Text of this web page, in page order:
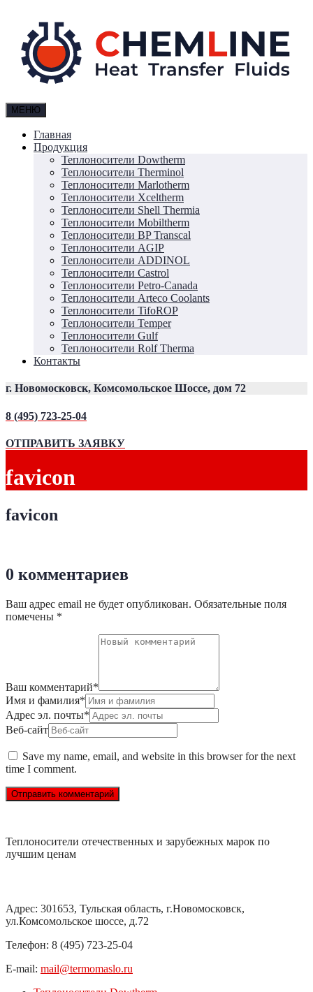
МЕНЮ
Главная
Продукция
Теплоносители Dowtherm
Теплоносители Therminol
Теплоносители Marlotherm
Теплоносители Xceltherm
Теплоносители Shell Thermia
Теплоносители Mobiltherm
Теплоносители BP Transcal
Теплоносители AGIP
Теплоносители ADDINOL
Теплоносители Castrol
Теплоносители Petro-Canada
Теплоносители Arteco Coolants
Теплоносители TifoROP
Теплоносители Temper
Теплоносители Gulf
Теплоносители Rolf Therma
Контакты
г. Новомосковск, Комсомольское Шоссе, дом 72
8 (495) 723-25-04
ОТПРАВИТЬ ЗАЯВКУ
favicon
favicon
0 комментариев
Ваш адрес email не будет опубликован. Обязательные поля
помечены *
Ваш комментарий*
Имя и фамилия*
Адрес эл. почты*
Веб-сайт
Save my name, email, and website in this browser for the next
time I comment.
Теплоносители отечественных и зарубежных марок по
лучшим ценам
Адрес: 301653, Тульская область, г.Новомосковск,
ул.Комсомольское шоссе, д.72
Телефон: 8 (495) 723-25-04
E-mail: mail@termomaslo.ru